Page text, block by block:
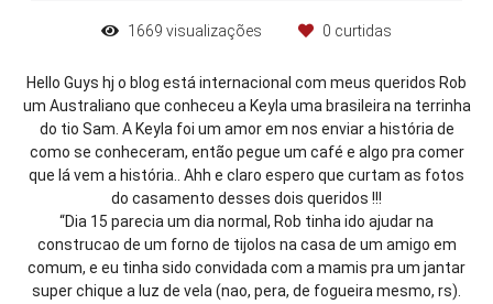
1669 visualizações 0 curtidas
Hello Guys hj o blog está internacional com meus queridos Rob
um Australiano que conheceu a Keyla uma brasileira na terrinha
do tio Sam. A Keyla foi um amor em nos enviar a história de
como se conheceram, então pegue um café e algo pra comer
que lá vem a história.. Ahh e claro espero que curtam as fotos
do casamento desses dois queridos !!!
“Dia 15 parecia um dia normal, Rob tinha ido ajudar na
construcao de um forno de tijolos na casa de um amigo em
comum, e eu tinha sido convidada com a mamis pra um jantar
super chique a luz de vela (nao, pera, de fogueira mesmo, rs).